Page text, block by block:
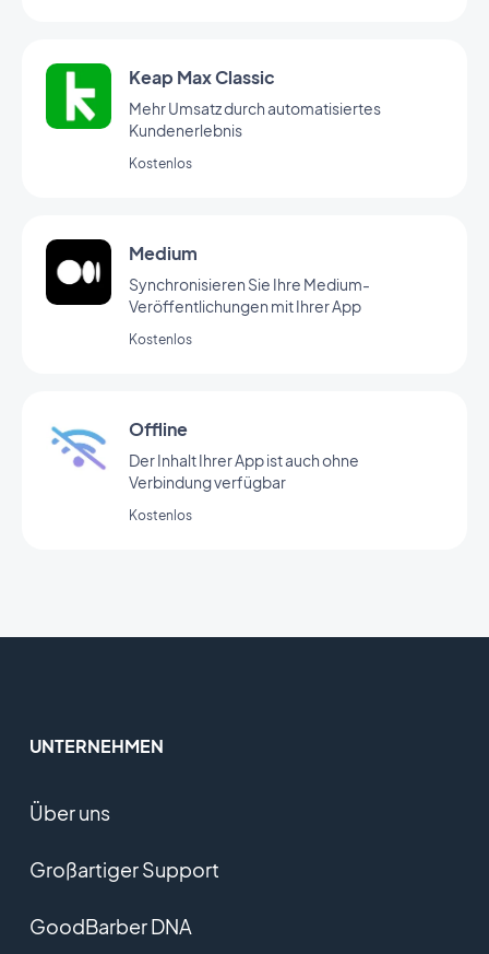
Keap Max Classic
Mehr Umsatz durch automatisiertes
Kundenerlebnis
Kostenlos
Medium
Synchronisieren Sie Ihre Medium-
Veröffentlichungen mit Ihrer App
Kostenlos
Offline
Der Inhalt Ihrer App ist auch ohne
Verbindung verfügbar
Kostenlos
UNTERNEHMEN
Über uns
Großartiger Support
GoodBarber DNA